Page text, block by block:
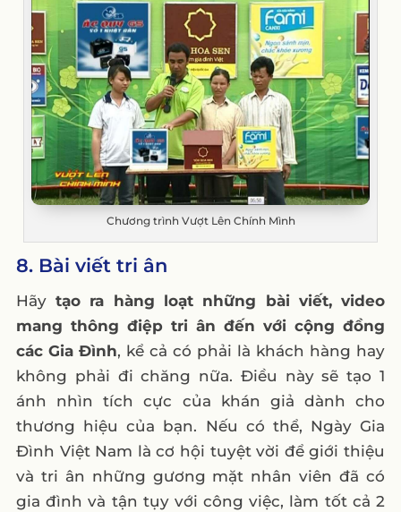
Chương trình Vượt Lên Chính Mình
8. Bài viết tri ân
Hãytạo ra hàng loạt những bài viết, video
mang thông điệp tri ân đến với cộng đồng
các Gia Đình, kể cả có phải là khách hàng hay
không phải đi chăng nữa. Điều này sẽ tạo 1
ánh nhìn tích cực của khán giả dành cho
thương hiệu của bạn. Nếu có thể, Ngày Gia
Đình Việt Nam là cơ hội tuyệt vời để giới thiệu
và tri ân những gương mặt nhân viên đã có
gia đình và tận tụy với công việc, làm tốt cả 2